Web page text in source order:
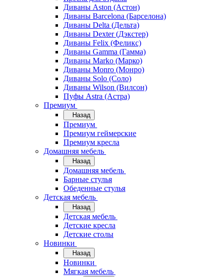
Диваны Aston (Астон)
Диваны Barcelona (Барселона)
Диваны Delta (Дельта)
Диваны Dexter (Дэкстер)
Диваны Felix (Феликс)
Диваны Gamma (Гамма)
Диваны Marko (Марко)
Диваны Monro (Монро)
Диваны Solo (Соло)
Диваны Wilson (Вилсон)
Пуфы Astra (Астра)
Премиум
Назад
Премиум
Премиум геймерские
Премиум кресла
Домашняя мебель
Назад
Домашняя мебель
Барные стулья
Обеденные стулья
Детская мебель
Назад
Детская мебель
Детские кресла
Детские столы
Новинки
Назад
Новинки
Мягкая мебель